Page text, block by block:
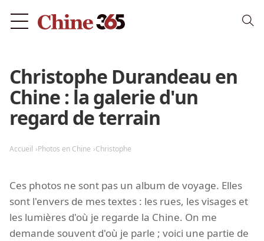
Christophe Durandeau en
Chine : la galerie d'un
regard de terrain
Accueil Photos en Chine Christophe
Ces photos ne sont pas un album de voyage. Elles
sont l'envers de mes textes : les rues, les visages et
les lumières d'où je regarde la Chine. On me
demande souvent d'où je parle ; voici une partie de